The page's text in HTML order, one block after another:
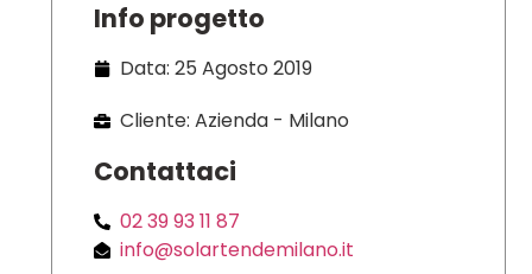
Info progetto
Data: 25 Agosto 2019
Cliente: Azienda - Milano
Contattaci
02 39 93 11 87
info@solartendemilano.it